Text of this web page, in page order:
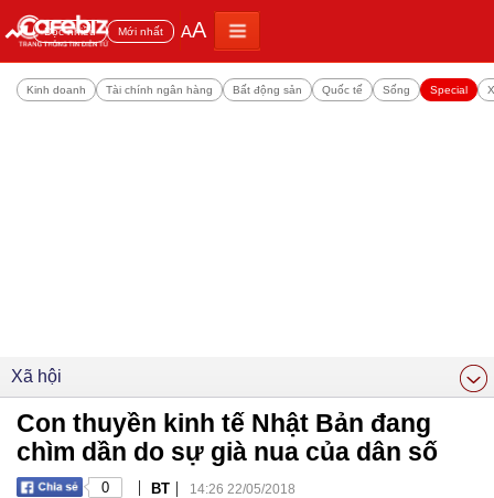
Đọc nhiều Mới nhất AA
Kinh doanh Tài chính ngân hàng Bất động sản Quốc tế Sống Special
Xã hội
Con thuyền kinh tế Nhật Bản đang
chìm dần do sự già nua của dân số
0 | BT | 14:26 22/05/2018